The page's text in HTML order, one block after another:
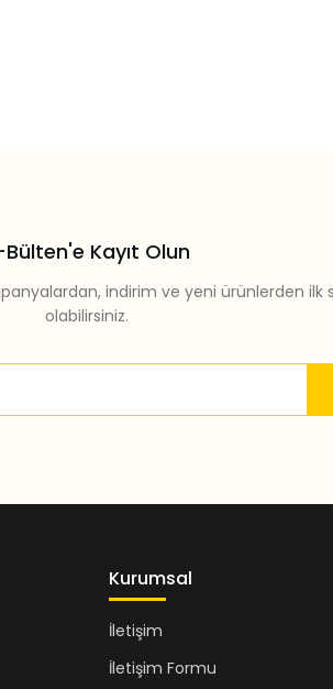
Gönder
Bülten'e Kayıt Olun
indirim ve yeni ürünlerden ilk
olabilirsiniz.
Kurumsal
İletişim
İletişim Formu